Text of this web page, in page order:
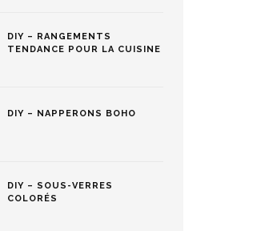
DIY – RANGEMENTS
TENDANCE POUR LA CUISINE
DIY – NAPPERONS BOHO
DIY – SOUS-VERRES
COLORÉS